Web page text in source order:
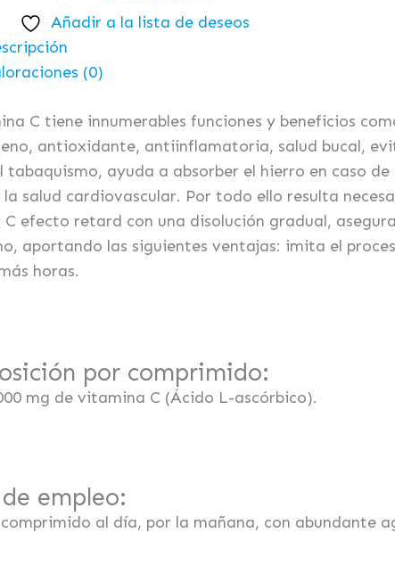
Añadir a la lista de deseos
(0)
C tiene innumerables funciones y beneficios
antioxidante, antiinflamatoria, salud bucal,
tabaquismo, ayuda a absorber el hierro en caso
salud cardiovascular. Por todo ello resulta
efecto retard con una disolución gradual,
aportando las siguientes ventajas: imita el
horas.
por comprimido:
mg de vitamina C (Ácido L-ascórbico).
empleo:
al día, por la mañana, con abundante